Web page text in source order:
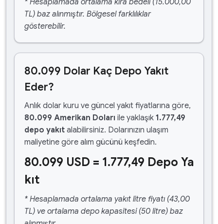
* Hesaplamada ortalama kira bedeli (15.000,00
TL) baz alınmıştır. Bölgesel farklılıklar
gösterebilir.
80.099 Dolar Kaç Depo Yakıt
Eder?
Anlık dolar kuru ve güncel yakıt fiyatlarına göre,
80.099 Amerikan Doları ile yaklaşık 1.777,49
depo yakıt alabilirsiniz. Dolarınızın ulaşım
maliyetine göre alım gücünü keşfedin.
80.099 USD = 1.777,49 Depo Ya
kıt
* Hesaplamada ortalama yakıt litre fiyatı (43,00
TL) ve ortalama depo kapasitesi (50 litre) baz